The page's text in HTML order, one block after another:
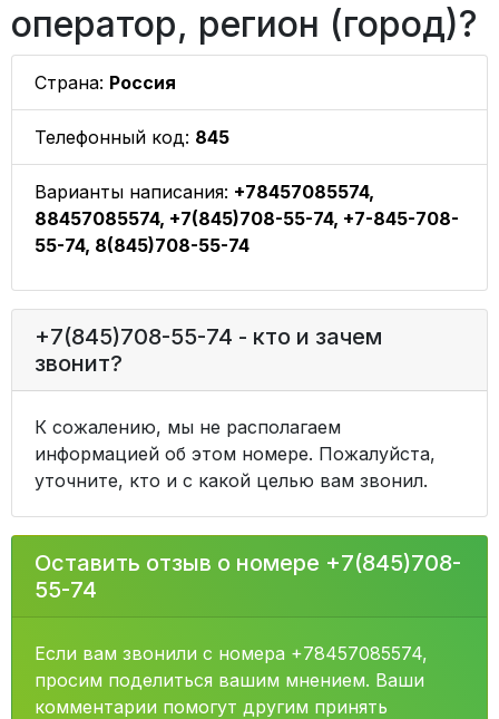
оператор, регион (город)?
Страна: Россия
Телефонный код: 845
Варианты написания: +78457085574,
88457085574, +7(845)708-55-74, +7-845-708-
55-74, 8(845)708-55-74
+7(845)708-55-74 - кто и зачем
звонит?
К сожалению, мы не располагаем
информацией об этом номере. Пожалуйста,
уточните, кто и с какой целью вам звонил.
Оставить отзыв о номере +7(845)708-
55-74
Если вам звонили с номера +78457085574,
просим поделиться вашим мнением. Ваши
комментарии помогут другим принять